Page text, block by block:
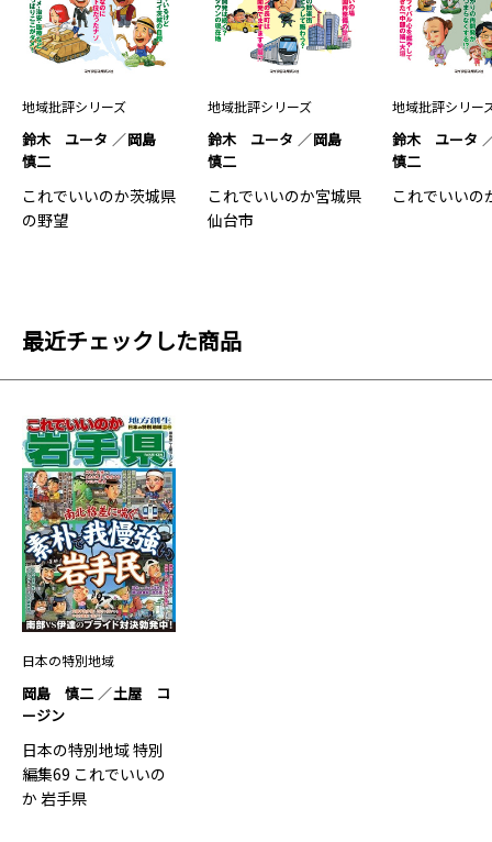
地域批評シリーズ
鈴木 ユータ
岡島
慎二
これでいいのか茨城県
の野望
地域批評シリーズ
鈴木 ユータ
岡島
慎二
これでいいのか宮城県
仙台市
地域批評シリー
鈴木 ユータ
慎二
これでいいの
最近チェックした商品
日本の特別地域
岡島 慎二
土屋 コ
ージン
日本の特別地域 特別
編集69 これでいいの
か 岩手県